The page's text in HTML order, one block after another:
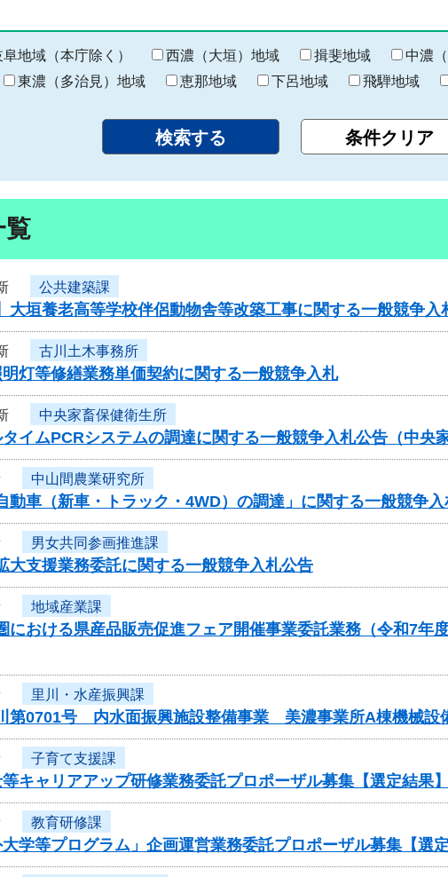
終
わ
り
阜地域（本庁除く） 西濃（大垣）地域 揖斐地域 中濃
東濃（多治見）地域 恵那地域 下呂地域 飛騨地域
覧
公共建築課
大垣養老高等学校伴侶動物舎等改築工事に関する一般競争入
古川土木事務所
灯等修繕業務単価契約に関する一般競争入札
中央家畜保健衛生所
イムPCRシステムの調達に関する一般競争入札公告（中央
中山間農業研究所
動車（新車・トラック・4WD）の調達」に関する一般競争
男女共同参画推進課
大支援業務委託に関する一般競争入札公告
地域産業課
における県産品販売促進フェア開催事業委託業務（令和7年
里川・水産振興課
第0701号 内水面振興施設整備事業 美濃事業所A棟機械設
子育て支援課
キャリアアップ研修業務委託プロポーザル募集【選定結果】
教育研修課
学等プログラム」企画運営業務委託プロポーザル募集【選定